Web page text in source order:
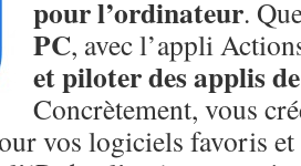
pour l’ordinateur.
PC, avec l’appli
et piloter des applis
Concrètement, vous
vos logiciels favoris